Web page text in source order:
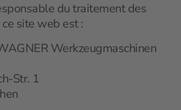
du traitement des
site web est :
Werkzeugmaschinen
Str. 1